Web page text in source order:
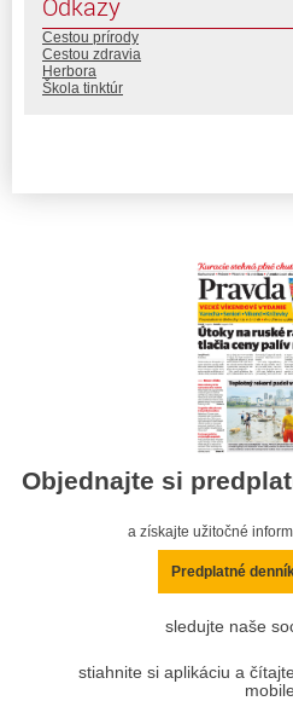
Cestou prírody
Cestou zdravia
Herbora
Škola tinktúr
Objednajte si
a získajte užitočné
Predplatné
sledujte naše
stiahnite si aplikáciu a
mobile